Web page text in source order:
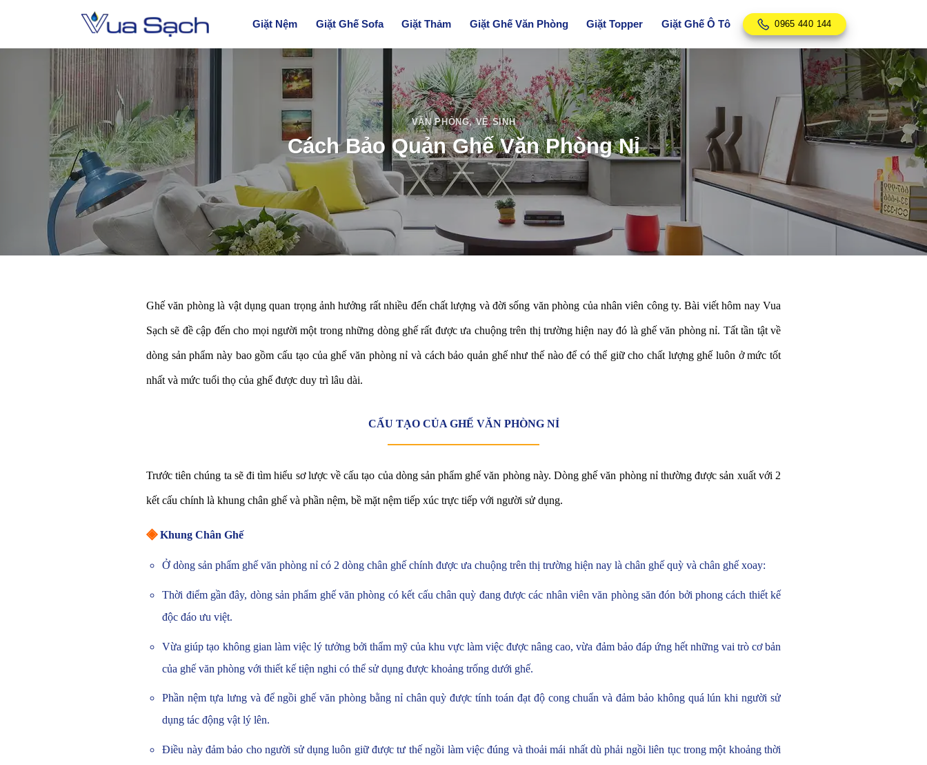
Giặt Nệm Giặt Ghế Sofa Giặt Thảm Giặt Ghế Văn Phòng Giặt Topper Giặt Ghế Ô Tô 0965 440 144
VĂN PHÒNG,VỆ SINH
Cách Bảo Quản Ghế Văn Phòng Nỉ
Ghế văn phòng là vật dụng quan trọng ảnh hưởng rất nhiều đến chất lượng và đời sống văn phòng của nhân viên công ty. Bài viết hôm nay Vua
Sạch sẽ đề cập đến cho mọi người một trong những dòng ghế rất được ưa chuộng trên thị trường hiện nay đó là ghế văn phòng nỉ. Tất tần tật về
dòng sản phẩm này bao gồm cấu tạo của ghế văn phòng nỉ và cách bảo quản ghế như thế nào để có thể giữ cho chất lượng ghế luôn ở mức tốt
nhất và mức tuổi thọ của ghế được duy trì lâu dài.
CẤU TẠO CỦA GHẾ VĂN PHÒNG NỈ
Trước tiên chúng ta sẽ đi tìm hiểu sơ lược về cấu tạo của dòng sản phẩm ghế văn phòng này. Dòng ghế văn phòng nỉ thường được sản xuất với 2
kết cấu chính là khung chân ghế và phần nệm, bề mặt nệm tiếp xúc trực tiếp với người sử dụng.
◈ Khung Chân Ghế
Ở dòng sản phẩm ghế văn phòng nỉ có 2 dòng chân ghế chính được ưa chuộng trên thị trường hiện nay là chân ghế quỳ và chân ghế xoay:
Thời điểm gần đây, dòng sản phẩm ghế văn phòng có kết cấu chân quỳ đang được các nhân viên văn phòng săn đón bởi phong cách thiết kế
độc đáo ưu việt.
Vừa giúp tạo không gian làm việc lý tưởng bởi thẩm mỹ của khu vực làm việc được nâng cao, vừa đảm bảo đáp ứng hết những vai trò cơ bản
của ghế văn phòng với thiết kế tiện nghi có thể sử dụng được khoảng trống dưới ghế.
Phần nệm tựa lưng và để ngồi ghế văn phòng bằng nỉ chân quỳ được tính toán đạt độ cong chuẩn và đảm bảo không quá lún khi người sử
dụng tác động vật lý lên.
Điều này đảm bảo cho người sử dụng luôn giữ được tư thế ngồi làm việc đúng và thoải mái nhất dù phải ngồi liên tục trong một khoảng thời